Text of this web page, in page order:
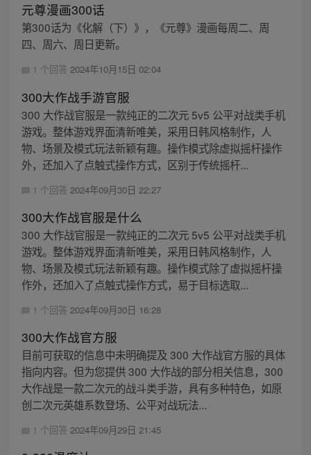
元尊漫画300话
第300话为《化解（下）》，《元尊》漫画每周二、周
四、周六、周日更新。
1 个回答 2024年10月15日 02:04
300大作战手游官服
300 大作战官服是一款纯正的二次元 5v5 公平对战类手机
游戏。整体游戏界面清新唯美，采用日韩风格制作，人
物、场景及模式玩法新颖有趣。操作模式除虚拟摇杆操作
外，还加入了点触式操作方式，区别于传统摇杆...
1 个回答 2024年09月30日 22:27
300大作战官服是什么
300 大作战官服是一款纯正的二次元 5v5 公平对战类手机
游戏。整体游戏界面清新唯美，采用日韩风格制作，人
物、场景及模式玩法新颖有趣。操作模式除了虚拟摇杆操
作外，还加入了点触式操作方式，易于目标选取...
1 个回答 2024年09月30日 16:28
300大作战官方服
目前可获取的信息中未明确提及 300 大作战官方服的具体
指向内容。但为您提供 300 大作战的部分相关信息，300
大作战是一款二次元的战斗类手游，具有多种特色，如原
创二次元英雄系数登场、公平对战玩法...
1 个回答 2024年09月29日 21:45